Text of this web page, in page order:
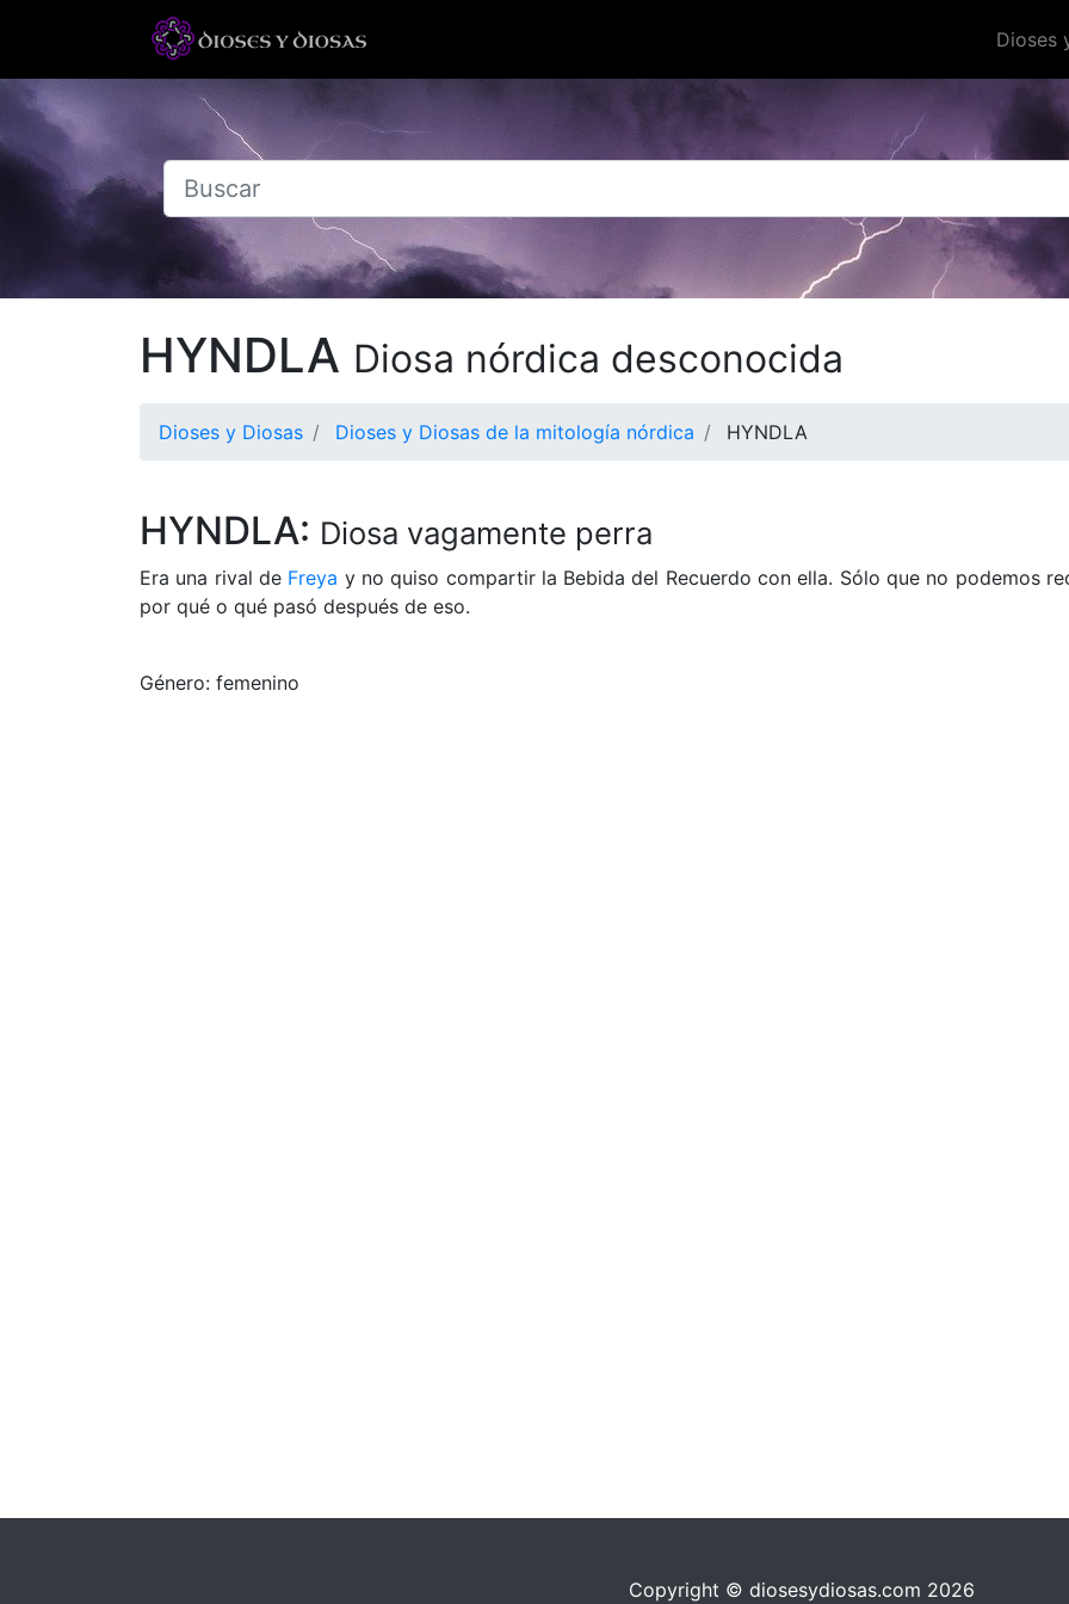
Dioses
HYNDLA Diosa nórdica desconocida
Dioses y Diosas Dioses y Diosas de la mitología nórdica HYNDLA
HYNDLA: Diosa vagamente perra
Era una rival de Freya y no quiso compartir la Bebida del Recuerdo con ella. Sólo que no podemos
por qué o qué pasó después de eso.
Género: femenino
Copyright © diosesydiosas.com 2026